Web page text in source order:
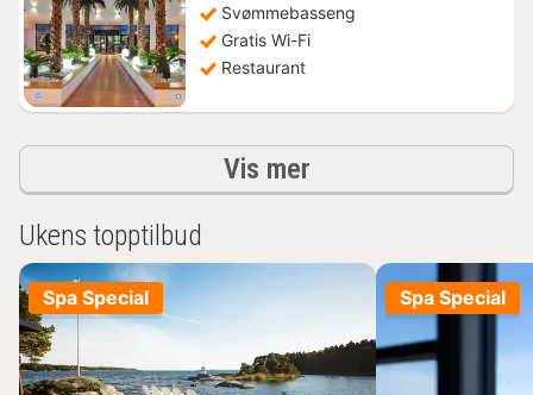
kr.
Svømmebasseng
Gratis Wi-Fi
Restaurant
Vis merResultater
Ukens topptilbud
Spa Special Spa Special